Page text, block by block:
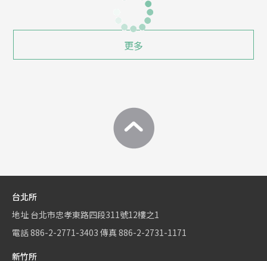
更多
台北所
地址 台北市忠孝東路四段311號12樓之1
電話886-2-2771-3403 傳真 886-2-2731-1171
新竹所